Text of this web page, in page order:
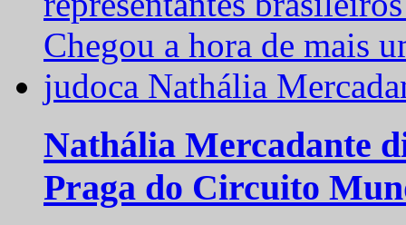
Nathália Mercadante
Praga do Circuito